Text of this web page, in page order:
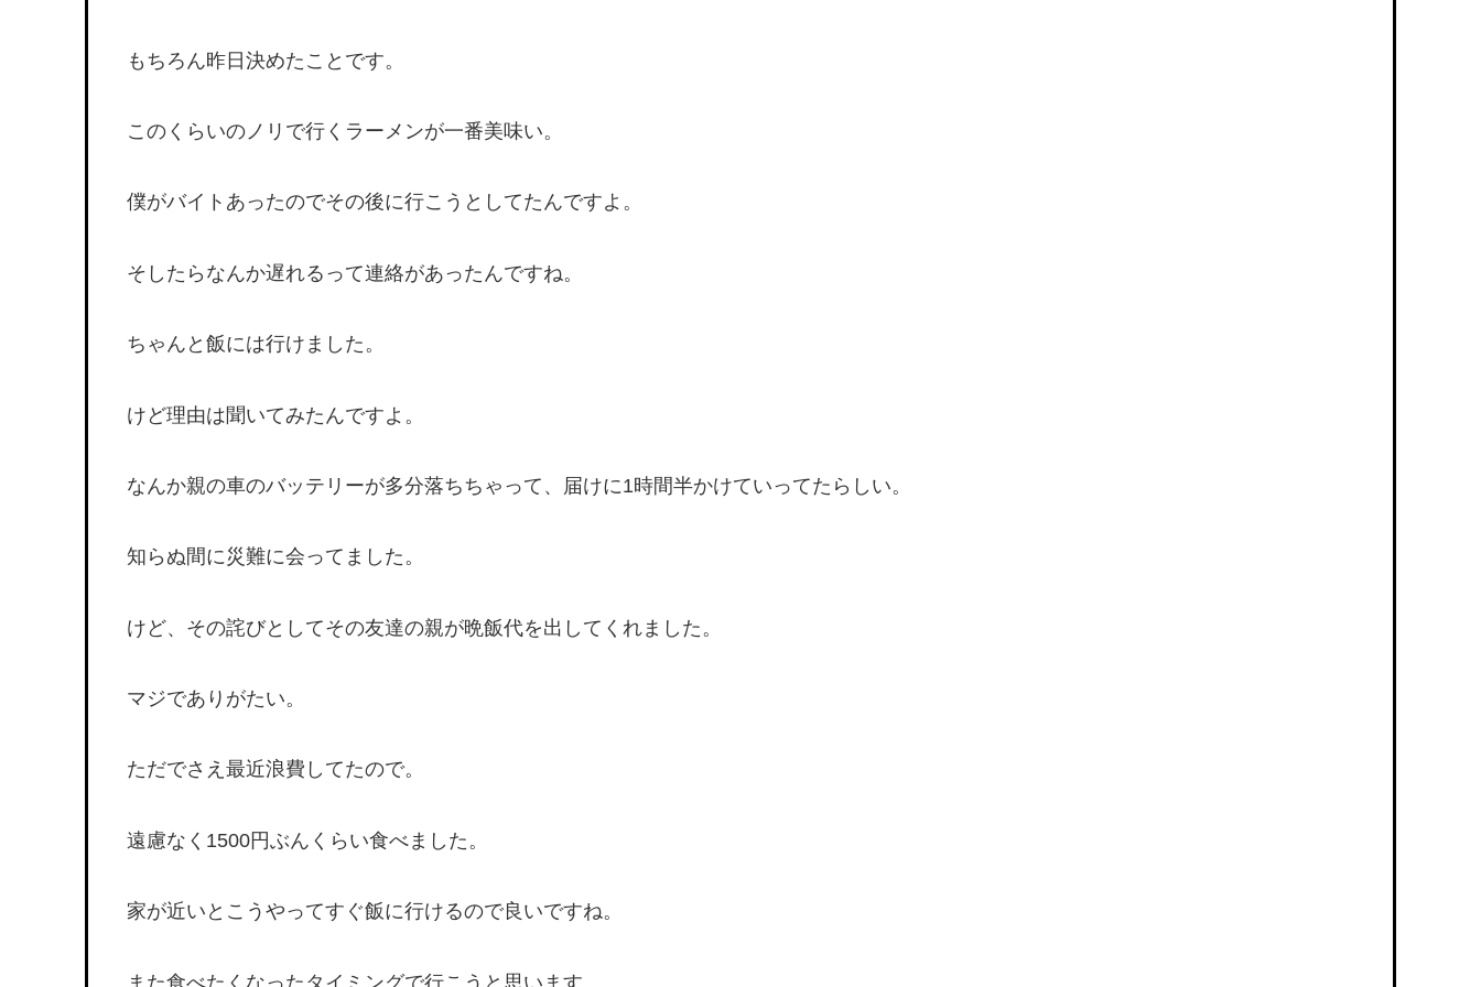
もちろん昨日決めたことです。
このくらいのノリで行くラーメンが一番美味い。
僕がバイトあったのでその後に行こうとしてたんですよ。
そしたらなんか遅れるって連絡があったんですね。
ちゃんと飯には行けました。
けど理由は聞いてみたんですよ。
なんか親の車のバッテリーが多分落ちちゃって、届けに1時間半かけていってたらしい。
知らぬ間に災難に会ってました。
けど、その詫びとしてその友達の親が晩飯代を出してくれました。
マジでありがたい。
ただでさえ最近浪費してたので。
遠慮なく1500円ぶんくらい食べました。
家が近いとこうやってすぐ飯に行けるので良いですね。
また食べたくなったタイミングで行こうと思います。